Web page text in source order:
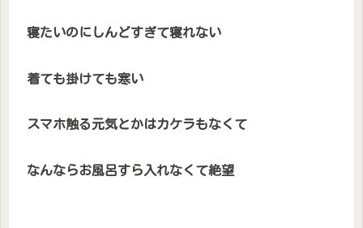
寝たいのにしんどすぎて寝れない
着ても掛けても寒い
スマホ触る元気とかはカケラもなくて
なんならお風呂すら入れなくて絶望